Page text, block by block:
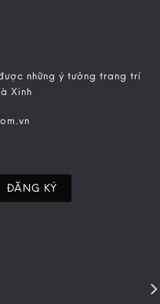
những ý tưởng trang trí
Xinh